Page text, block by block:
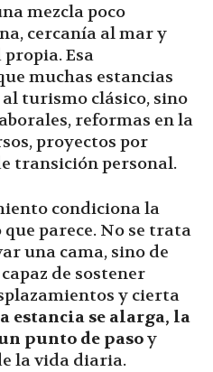
mezcla poco
cercanía al mar y
Esa
muchas estancias
turismo clásico, sino
reformas en la
proyectos por
transición personal.
condiciona la
parece. No se trata
una cama, sino de
de sostener
y cierta
estancia se alarga, la
punto de pasoy
la vida diaria.